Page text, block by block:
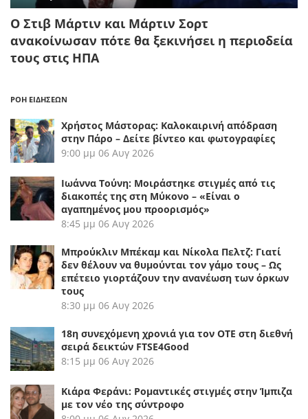
Ο Στιβ Μάρτιν και Μάρτιν Σορτ
ανακοίνωσαν πότε θα ξεκινήσει η περιοδεία
τους στις ΗΠΑ
ΡΟΗ ΕΙΔΗΣΕΩΝ
Χρήστος Μάστορας: Καλοκαιρινή απόδραση
στην Πάρο – Δείτε βίντεο και φωτογραφίες
9:00 μμ 06 Αυγ 2026
Ιωάννα Τούνη: Μοιράστηκε στιγμές από τις
διακοπές της στη Μύκονο – «Είναι ο
αγαπημένος μου προορισμός»
8:45 μμ 06 Αυγ 2026
Μπρούκλιν Μπέκαμ και Νίκολα Πελτζ: Γιατί
δεν θέλουν να θυμούνται τον γάμο τους – Ως
επέτειο γιορτάζουν την ανανέωση των όρκων
τους
8:30 μμ 06 Αυγ 2026
18η συνεχόμενη χρονιά για τον ΟΤΕ στη διεθνή
σειρά δεικτών FTSE4Good
8:15 μμ 06 Αυγ 2026
Κιάρα Φεράνι: Ρομαντικές στιγμές στην Ίμπιζα
με τον νέο της σύντροφο